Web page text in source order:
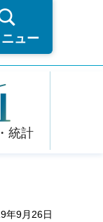
ュー
統計
年9月26日